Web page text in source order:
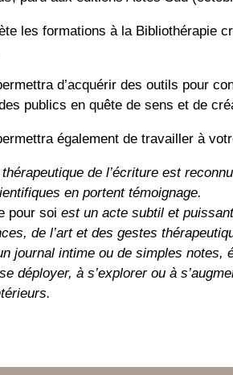
les formations à la Bibliothérapie
d’acquérir des outils pour
publics en quête de sens et de
également de travailler à
de l’écriture est
en portent témoignage.
pour soi est un acte subtil et
de l’art et des gestes
journal intime ou de simples
déployer, à s’explorer ou à